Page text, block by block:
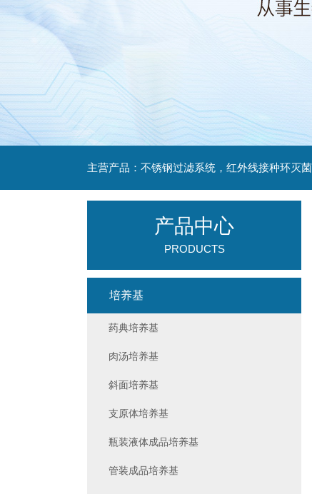
产品中心
PRODUCTS
培养基
药典培养基
肉汤培养基
斜面培养基
支原体培养基
瓶装液体成品培养基
管装成品培养基